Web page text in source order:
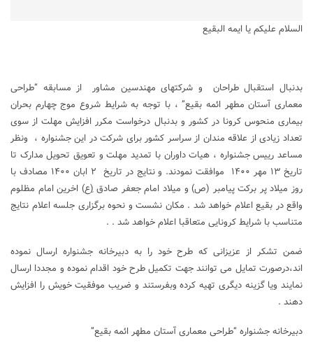
السلام علیکم یا ایمه البقیع
بدنبال استقبال طراحان و شرکتهای مهندسین مشاور از مسابقه “طراحی
معماری آستان مطهر ائمه بقیع” ، با توجه به شرایط شروع موج چهارم بحران
بیماری منحوس کرونا در کشور و بدنبال درخواست مکرر افزایش مهلت از سوی
تعداد زیادی از علاقه مندان از سراسر کشور برای شرکت در این جشنواره ، ونظر
مساعد رییس جشنواره ، هیات داوران با تمدید مهلت و تعویق تحویل مدارک تا
تاریخ ۱۳ مهر ۱۴۰۰ موافقت نمودند. و نتایج در تاریخ ۲ ابان ۱۴۰۰ مصادف با
روز میلاد پر برکت پیامبر (ص) و میلاد امام جعفر صادق (ِع) اخرین امام مظلوم
واقع در بقیع اعلام خواهد شد . مکان نشست و نحوه برگزاری جلسه اعلام نتایج
متناسب با شرایط کرونایی متعاقبا اعلام خواهد شد . .
ضمن تشکر از عزیزانی که طرح خود را به دبیرخانه جشنواره ارسال نموده
اند،درصورت تمایل می توانند جهت تکمیل طرح خود اقدام نموده و مجددا ارسال
نمایند ویا گزینه دیگری تهیه کرده وبفرستند و ضریب موفقیت خویش را افزایش
دهند .
دبیرخانه جشنواره “طراحی معماری آستان مطهر ائمه بقیع”